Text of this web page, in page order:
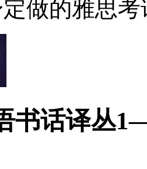
做的雅思
书话译丛